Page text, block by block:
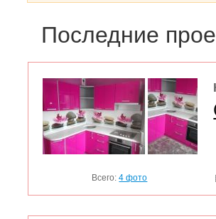
Последние
Всего:4 фото